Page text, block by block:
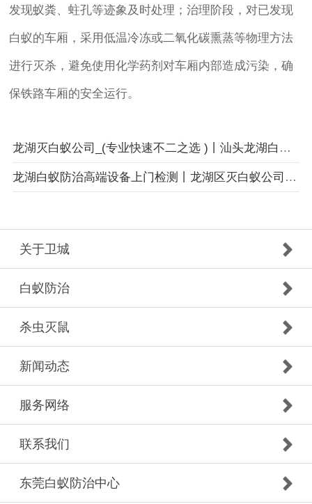
发现蚁粪、蛀孔等迹象及时处理；治理阶段，对已发现
白蚁的车厢，采用低温冷冻或二氧化碳熏蒸等物理方法
进行灭杀，避免使用化学药剂对车厢内部造成污染，确
保铁路车厢的安全运行。
龙湖灭白蚁公司_(专业快速不二之选 )丨汕头龙湖白蚁防治中心
龙湖白蚁防治高端设备上门检测丨龙湖区灭白蚁公司丨汕头市卫城白蚁防治有限公司
关于卫城
白蚁防治
杀虫灭鼠
新闻动态
服务网络
联系我们
东莞白蚁防治中心